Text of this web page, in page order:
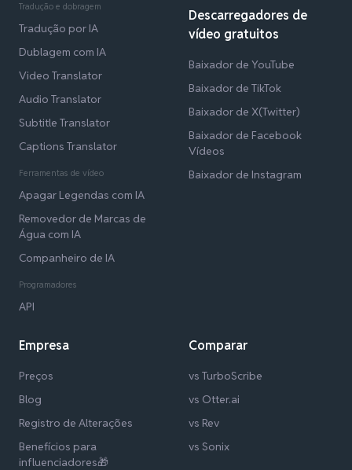
Tradução e dobragem
Tradução por IA
Dublagem com IA
Video Translator
Audio Translator
Subtitle Translator
Captions Translator
Ferramentas de vídeo
Apagar Legendas com IA
Removedor de Marcas de
Água com IA
Companheiro de IA
Programadores
API
Descarregadores de
vídeo gratuitos
Baixador de YouTube
Baixador de TikTok
Baixador de X(Twitter)
Baixador de Facebook
Vídeos
Baixador de Instagram
Empresa
Preços
Blog
Registro de Alterações
Benefícios para
influenciadores🎁
Comparar
vs TurboScribe
vs Otter.ai
vs Rev
vs Sonix